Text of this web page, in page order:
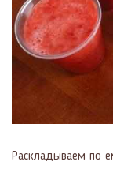
Раскладываем по